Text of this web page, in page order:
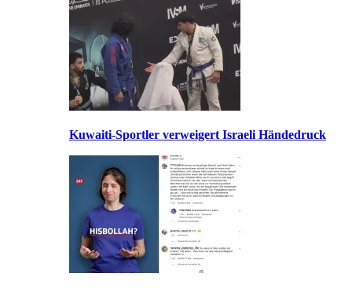
Kuwaiti-Sportler verweigert Israeli Händedruck